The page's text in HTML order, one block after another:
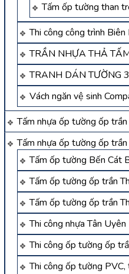
Tấm ốp tường than
Thi công công trình
TRẦN NHỰA THẢ
TRANH DÁN TƯỜNG
Vách ngăn vệ sinh
Tấm nhựa ốp tường ốp
Tấm nhựa ốp tường ốp
Tấm ốp tường Bến Cát
Tấm ốp tường ốp trần
Tấm ốp tường ốp trần
Thi công nhựa Tân
Thi công ốp tường ốp
Thi công ốp tường PVC,